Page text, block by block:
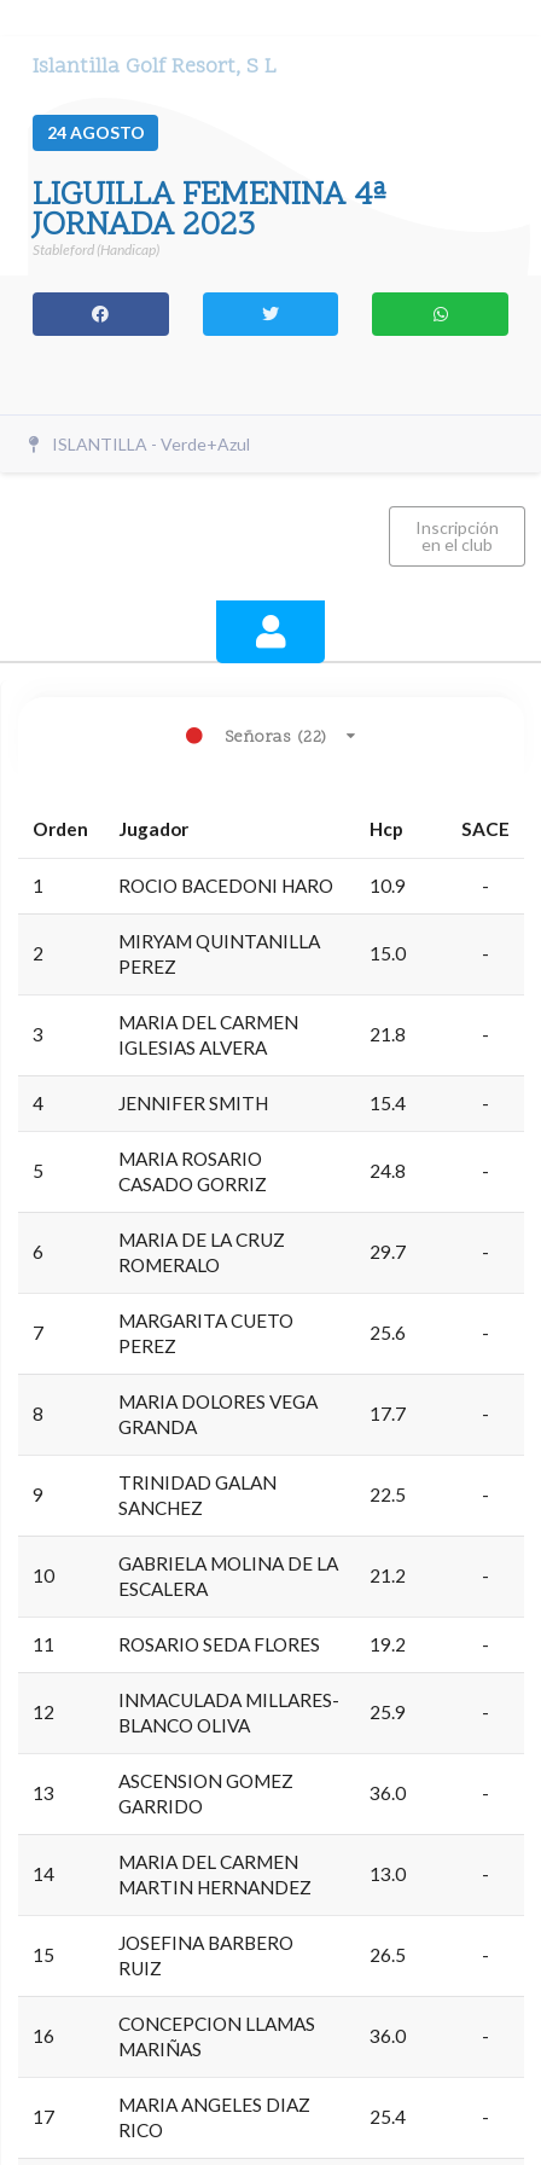
Islantilla Golf Resort, S L
24AGOSTO
LIGUILLA FEMENINA 4ª
JORNADA 2023
Stableford (Handicap)
ISLANTILLA - Verde+Azul
Inscripción
en el club
Señoras (22)
Orden Jugador Hcp SACE
1 ROCIO BACEDONI HARO 10.9 -
2
MIRYAM QUINTANILLA
PEREZ
15.0 -
3
MARIA DEL CARMEN
IGLESIAS ALVERA
21.8 -
4 JENNIFER SMITH 15.4 -
5
MARIA ROSARIO
CASADO GORRIZ
24.8 -
6
MARIA DE LA CRUZ
ROMERALO
29.7 -
7
MARGARITA CUETO
PEREZ
25.6 -
8
MARIA DOLORES VEGA
GRANDA
17.7 -
9
TRINIDAD GALAN
SANCHEZ
22.5 -
10
GABRIELA MOLINA DE LA
ESCALERA
21.2 -
11 ROSARIO SEDA FLORES 19.2 -
12
INMACULADA MILLARES-
BLANCO OLIVA
25.9 -
13
ASCENSION GOMEZ
GARRIDO
36.0 -
14
MARIA DEL CARMEN
MARTIN HERNANDEZ
13.0 -
15
JOSEFINA BARBERO
RUIZ
26.5 -
16
CONCEPCION LLAMAS
MARIÑAS
36.0 -
17
MARIA ANGELES DIAZ
RICO
25.4 -